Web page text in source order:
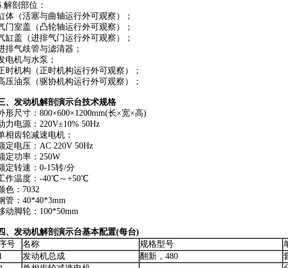
解剖部位：
体（活塞与曲轴运行外可观察）；
门室盖（凸轮轴运行外可观察）；
缸盖（进排气门运行外可观察）；
排气歧管与滤清器；
电机与水泵；
时机构（正时机构运行外可观察）；
压油泵（驱协机构运行外可观察）；
、发动机解剖演示台技术规格
形尺寸：800×600×1200mm(长×宽×高)
力电源：220V±10% 50Hz
相齿轮减速电机：
定电压：AC 220V 50Hz
定功率：250W
定转速：0-15转/分
作温度：-40℃～+50℃
色：7032
管：40*40*3mm
动脚轮：100*50mm
、发动机解剖演示台基本配置(每台)
号
名称 规格型号
发动机总成 翻新，480